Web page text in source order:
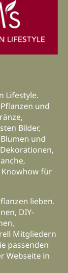
Lifestyle.
und
Bilder,
und
für
lieben.
DIY-
Mitgliedern
passenden
Webseite in